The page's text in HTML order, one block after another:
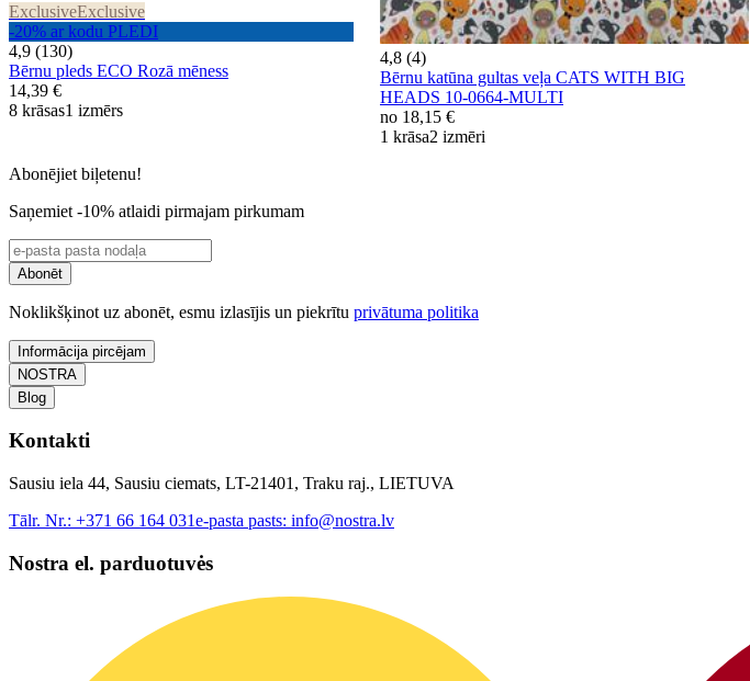
ExclusiveExclusive
-20% ar kodu PLEDI
4,9 (130)
Bērnu pleds ECO Rozā mēness
14,39 €
8 krāsas1 izmērs
4,8 (4)
Bērnu katūna gultas veļa CATS WITH BIG
HEADS 10-0664-MULTI
no 18,15 €
1 krāsa2 izmēri
Abonējiet biļetenu!
Saņemiet -10% atlaidi pirmajam pirkumam
Abonēt
Noklikšķinot uz abonēt, esmu izlasījis un piekrītu privātuma politika
Informācija pircējam
NOSTRA
Blog
Kontakti
Sausiu iela 44, Sausiu ciemats, LT-21401, Traku raj., LIETUVA
Tālr. Nr.: +371 66 164 031e-pasta pasts: info@nostra.lv
Nostra el. parduotuvės